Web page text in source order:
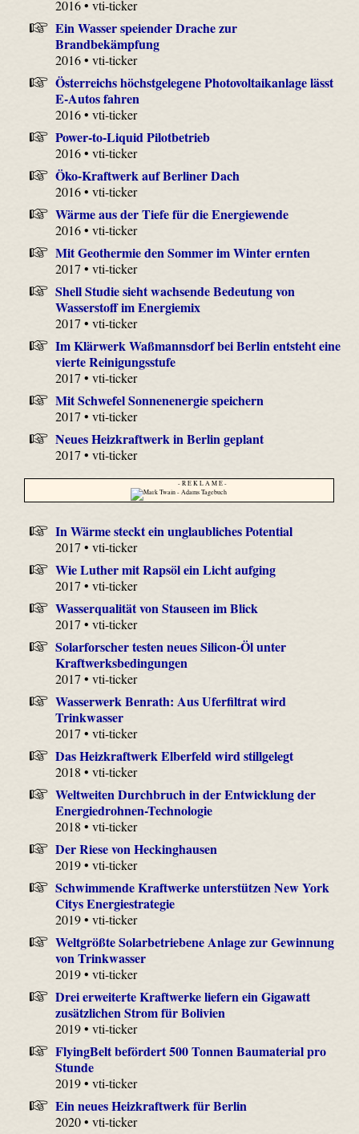
2016 • vti-ticker
Ein Wasser speiender Drache zur
Brandbekämpfung
2016 • vti-ticker
Österreichs höchstgelegene Photovoltaikanlage lässt
E-Autos fahren
2016 • vti-ticker
Power-to-Liquid Pilotbetrieb
2016 • vti-ticker
Öko-Kraftwerk auf Berliner Dach
2016 • vti-ticker
Wärme aus der Tiefe für die Energiewende
2016 • vti-ticker
Mit Geothermie den Sommer im Winter ernten
2017 • vti-ticker
Shell Studie sieht wachsende Bedeutung von
Wasserstoff im Energiemix
2017 • vti-ticker
Im Klärwerk Waßmannsdorf bei Berlin entsteht eine
vierte Reinigungsstufe
2017 • vti-ticker
Mit Schwefel Sonnenenergie speichern
2017 • vti-ticker
Neues Heizkraftwerk in Berlin geplant
2017 • vti-ticker
- R E K L A M E -
In Wärme steckt ein unglaubliches Potential
2017 • vti-ticker
Wie Luther mit Rapsöl ein Licht aufging
2017 • vti-ticker
Wasserqualität von Stauseen im Blick
2017 • vti-ticker
Solarforscher testen neues Silicon-Öl unter
Kraftwerksbedingungen
2017 • vti-ticker
Wasserwerk Benrath: Aus Uferfiltrat wird
Trinkwasser
2017 • vti-ticker
Das Heizkraftwerk Elberfeld wird stillgelegt
2018 • vti-ticker
Weltweiten Durchbruch in der Entwicklung der
Energiedrohnen-Technologie
2018 • vti-ticker
Der Riese von Heckinghausen
2019 • vti-ticker
Schwimmende Kraftwerke unterstützen New York
Citys Energiestrategie
2019 • vti-ticker
Weltgrößte Solarbetriebene Anlage zur Gewinnung
von Trinkwasser
2019 • vti-ticker
Drei erweiterte Kraftwerke liefern ein Gigawatt
zusätzlichen Strom für Bolivien
2019 • vti-ticker
FlyingBelt befördert 500 Tonnen Baumaterial pro
Stunde
2019 • vti-ticker
Ein neues Heizkraftwerk für Berlin
2020 • vti-ticker